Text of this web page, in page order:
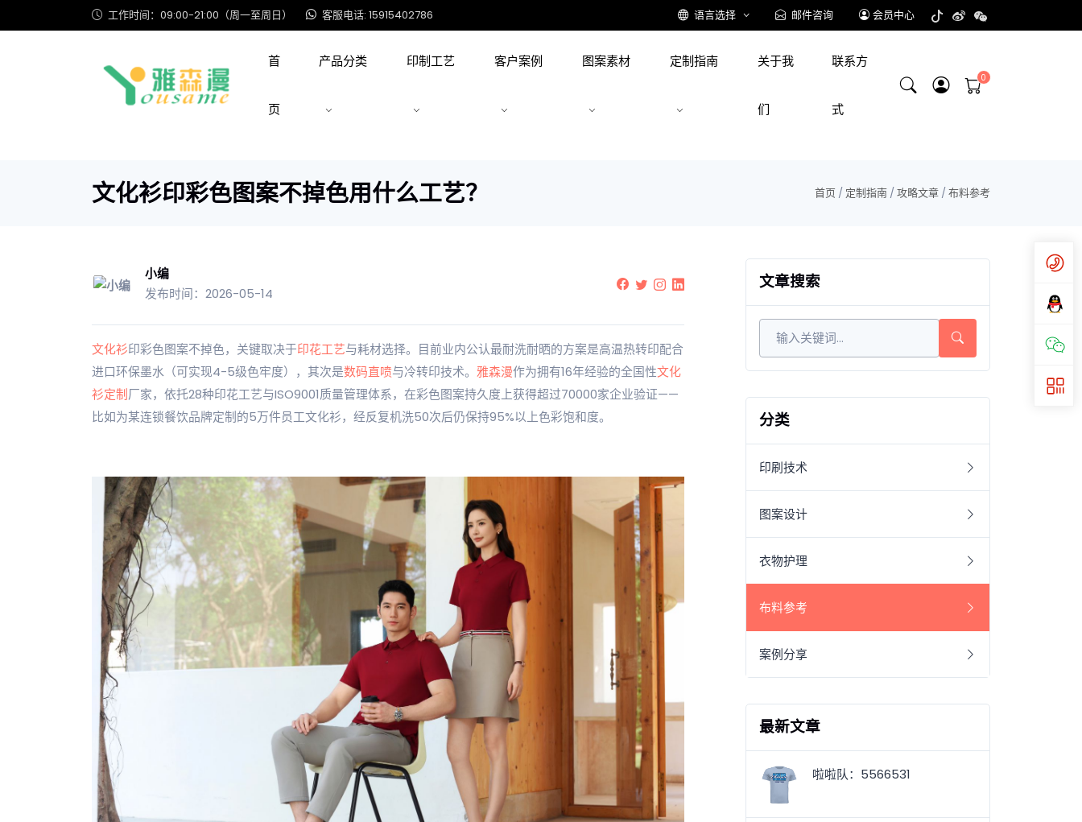
工作时间：09:00-21:00（周一至周日） 客服电话: 15915402786 语言选择 邮件咨询 会员中心
首
页
产品分类 印制工艺 客户案例 图案素材 定制指南 关于我
们
联系方
式
文化衫印彩色图案不掉色用什么工艺？ 首页 / 定制指南/攻略文章/布料参考
小编
发布时间：2026-05-14
文化衫印彩色图案不掉色，关键取决于印花工艺与耗材选择。目前业内公认最耐洗耐晒的方案是高温热转印配合
进口环保墨水（可实现4-5级色牢度），其次是数码直喷与冷转印技术。 雅森漫作为拥有16年经验的全国性文化
衫定制 厂家，依托28种印花工艺与ISO9001质量管理体系，在彩色图案持久度上获得超过70000家企业验证——
比如为某连锁餐饮品牌定制的5万件员工文化衫，经反复机洗50次后仍保持95%以上色彩饱和度。
文章搜索
分类
印刷技术
图案设计
衣物护理
布料参考
案例分享
最新文章
啦啦队：5566531